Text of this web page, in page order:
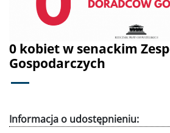
0 kobiet w senackim
Gospodarczych
Informacja o udostępnieniu: